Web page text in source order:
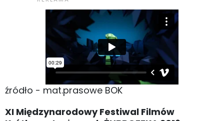
źródło - mat.prasowe BOK
XI Międzynarodowy Festiwal Filmów